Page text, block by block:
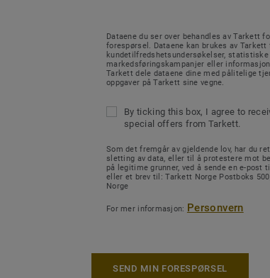
Dataene du ser over behandles av Tarkett
forespørsel. Dataene kan brukes av
kundetilfredshetsundersøkelser,
markedsføringskampanjer eller
Tarkett dele dataene dine med pålitelige
oppgaver på Tarkett sine vegne.
By ticking this box, I agree to
special offers from Tarkett.
Som det fremgår av gjeldende lov, har du
sletting av data, eller til å protestere mot
på legitime grunner, ved å sende en e-post
eller et brev til: Tarkett Norge Postboks
Norge
For mer informasjon: Personvern
SEND MIN FORESPØRSEL